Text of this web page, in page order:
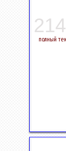
полный